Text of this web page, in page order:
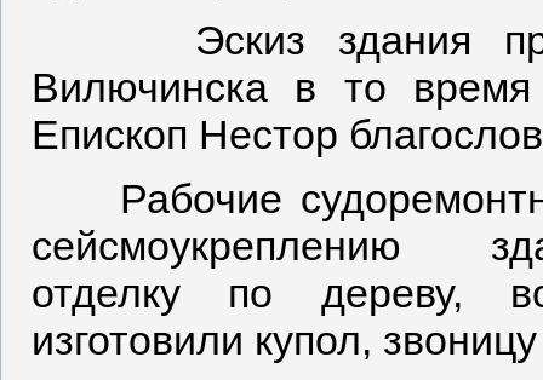
Эскиз здания
Вилючинска в то
Епископ Нестор
Рабочие
сейсмоукреплению
отделку по дереву,
изготовили купол,